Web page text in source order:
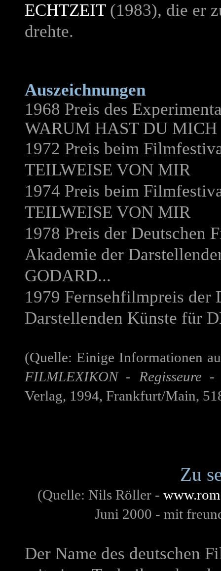
ECHTZEIT(1983), die er
drehte.
Auszeichnungen
1968 Preis des
WARUM HAST DU MICH
1972 Preis beim
TEILWEISE VON MIR
1974 Preis beim
TEILWEISE VON MIR
1978 Preis der Deutschen
Akademie der
GODARD...
1979 Fernsehfilmpreis der
Darstellenden Künste für
(Quelle: Einige Informationen
FILMLEXIKON - Regisseure
Verlag, 1994, Frankfurt/Main,
Zu
(Quelle: Nils Röller -
Juni 2000 - mit
Der Name des deutschen